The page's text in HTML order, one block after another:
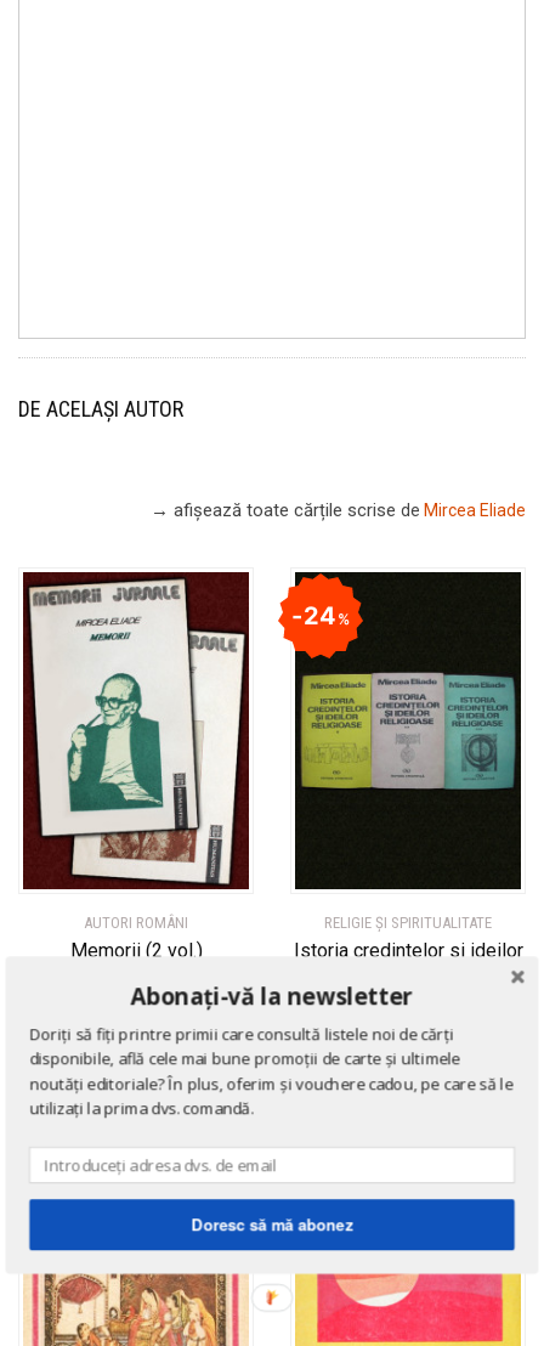
DE ACELAȘI AUTOR
→ afișează toate cărțile scrise de Mircea Eliade
AUTORI ROMÂNI
Memorii (2 vol.)
Mircea Eliade
RELIGIE ȘI SPIRITUALITATE
Istoria credintelor si ideilor
24%
deMircea Eliade
Abonați-vă la newsletter
Doriți să fiți printre primii care consultă listele noi de cărți
disponibile, află cele mai bune promoții de carte și ultimele
noutăți editoriale? În plus, oferim și vouchere cadou, pe care să le
utilizați la prima dvs. comandă.
Doresc să mă abonez